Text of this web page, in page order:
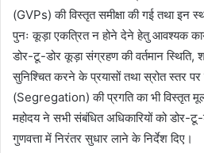
(GVPs) की विस्तृत समीक्षा की गई तथा इन
पुनः कूड़ा एकत्रित न होने देने हेतु आवश्यक
डोर-टू-डोर कूड़ा संग्रहण की वर्तमान
सुनिश्चित करने के प्रयासों तथा स्रोत स्तर
(Segregation) की प्रगति का भी विस्तृत
महोदय ने सभी संबंधित अधिकारियों को
गुणवत्ता में निरंतर सुधार लाने के निर्देश दिए।